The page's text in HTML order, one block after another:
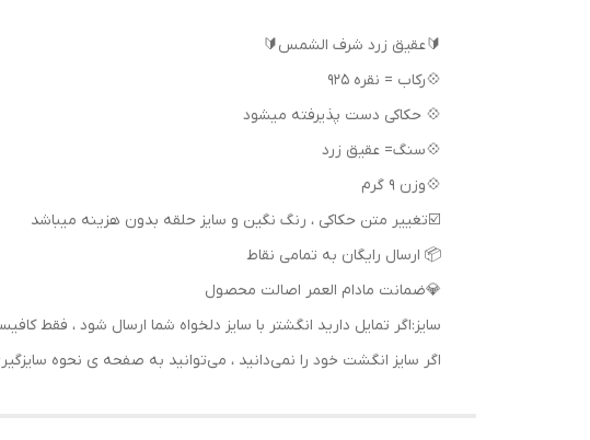
🔰عقیق زرد شرف الشمس🔰
💠رکاب = نقره 925
💠 حکاکی دست پذیرفته میشود
💠سنگ= عقیق زرد
💠وزن 9 گرم
📦 ارسال رایگان به تمامی نقاط
💎ضمانت مادام العمر اصالت محصول
سایز:اگر تمایل دارید انگشتر با سایز دلخواه شما ارسال شود ،
اگر سایز انگشت خود را نمی‌دانید ، می‌توانید به صفحه ی نحوه